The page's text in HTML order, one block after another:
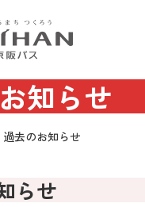
知らせ
過去のお知らせ
らせ